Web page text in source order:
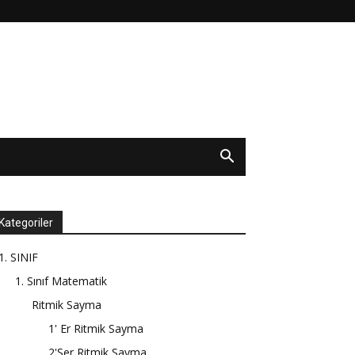
Kategoriler
1. SINIF
1. Sınıf Matematik
Ritmik Sayma
1' Er Ritmik Sayma